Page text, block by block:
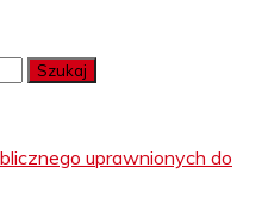
uprawnionych do